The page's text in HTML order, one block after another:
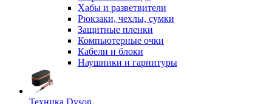
Хабы и разветвители
Рюкзаки, чехлы, сумки
Защитные пленки
Компьютерные очки
Кабели и блоки
Наушники и гарнитуры
Техника Dyson